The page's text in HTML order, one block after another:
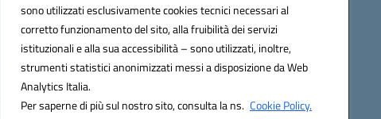
sono utilizzati esclusivamente cookies tecnici necessari al
corretto funzionamento del sito, alla fruibilità dei servizi
istituzionali e alla sua accessibilità – sono utilizzati, inoltre,
strumenti statistici anonimizzati messi a disposizione da Web
Analytics Italia.
Per saperne di più sul nostro sito, consulta la ns. Cookie Policy.
Seguici su:
fgtd02000p@pec.istruzione.it